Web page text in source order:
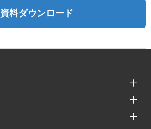
資料ダウンロード